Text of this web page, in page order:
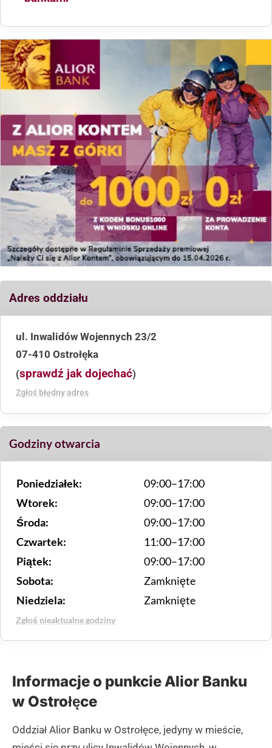
Adres oddziału
ul. Inwalidów Wojennych 23/2
07-410 Ostrołęka
(sprawdź jak dojechać)
Zgłoś błędny adres
Godziny otwarcia
Poniedziałek:
09:00–17:00
Wtorek:
09:00–17:00
Środa:
09:00–17:00
Czwartek:
11:00–17:00
Piątek:
09:00–17:00
Sobota:
Zamknięte
Niedziela:
Zamknięte
Zgłoś nieaktualne godziny
Informacje o punkcie Alior Banku
w Ostrołęce
Oddział Alior Banku w Ostrołęce, jedyny w mieście,